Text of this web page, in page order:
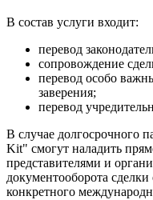
В состав услуги входит:
перевод
сопровождение
перевод особо
заверения;
перевод
В случае долгосрочного
Kit" смогут наладить
представителями и
документооборота
конкретного